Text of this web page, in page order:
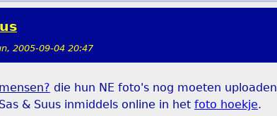
2005-09-04 20:47
? die hun NE foto's nog moeten
& Suus inmiddels online in het foto hoekje.